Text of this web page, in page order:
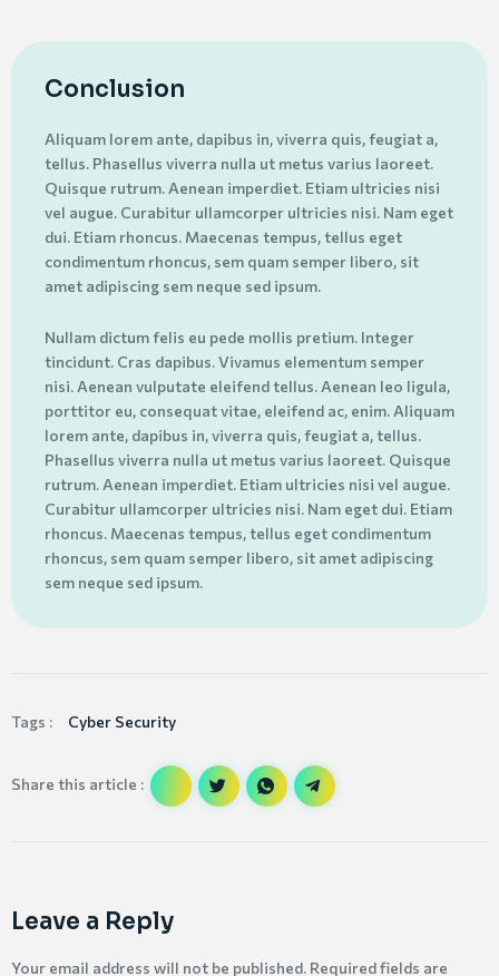
Conclusion
Aliquam lorem ante, dapibus in, viverra quis, feugiat a,
tellus. Phasellus viverra nulla ut metus varius laoreet.
Quisque rutrum. Aenean imperdiet. Etiam ultricies nisi
vel augue. Curabitur ullamcorper ultricies nisi. Nam eget
dui. Etiam rhoncus. Maecenas tempus, tellus eget
condimentum rhoncus, sem quam semper libero, sit
amet adipiscing sem neque sed ipsum.
Nullam dictum felis eu pede mollis pretium. Integer
tincidunt. Cras dapibus. Vivamus elementum semper
nisi. Aenean vulputate eleifend tellus. Aenean leo ligula,
porttitor eu, consequat vitae, eleifend ac, enim. Aliquam
lorem ante, dapibus in, viverra quis, feugiat a, tellus.
Phasellus viverra nulla ut metus varius laoreet. Quisque
rutrum. Aenean imperdiet. Etiam ultricies nisi vel augue.
Curabitur ullamcorper ultricies nisi. Nam eget dui. Etiam
rhoncus. Maecenas tempus, tellus eget condimentum
rhoncus, sem quam semper libero, sit amet adipiscing
sem neque sed ipsum.
Tags : Cyber Security
Share this article :
Leave a Reply
Your email address will not be published. Required fields are